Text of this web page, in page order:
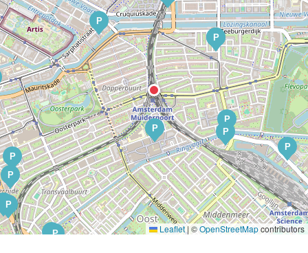
P
P
P
P
P
P
P
P
P
P
P
P
P
Leaflet |©OpenStreetMapcontributors